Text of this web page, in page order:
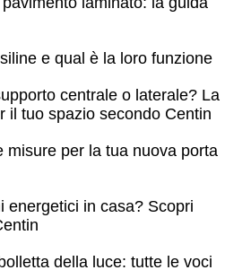
e qual è la loro funzione
centrale o laterale? La
il tuo spazio secondo Centin
misure per la tua nuova porta
energetici in casa? Scopri
della luce: tutte le voci